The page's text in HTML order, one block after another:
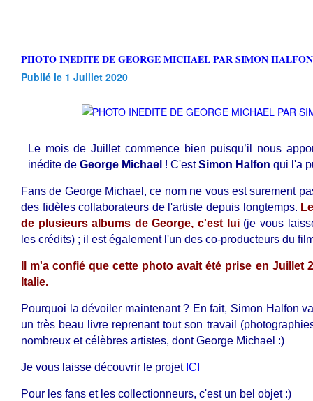
PHOTO INEDITE DE GEORGE MICHAEL PAR SIMON
Publié le 1 Juillet 2020
Le mois de Juillet commence bien puisqu’il nous
inédite de George Michael ! C'estSimon Halfon qui l'a
Fans de George Michael, ce nom ne vous est surement
des fidèles collaborateurs de l'artiste depuis longtemps.
de plusieurs albums de George, c'est lui (je vous
les crédits) ; il est également l'un des co-producteurs du
Il m'a confié que cette photo avait été prise en Juillet
Italie.
Pourquoi la dévoiler maintenant ? En fait, Simon Halfon
un très beau livre reprenant tout son travail
nombreux et célèbres artistes, dont George Michael :)
Je vous laisse découvrir le projet ICI
Pour les fans et les collectionneurs, c'est un bel objet :)